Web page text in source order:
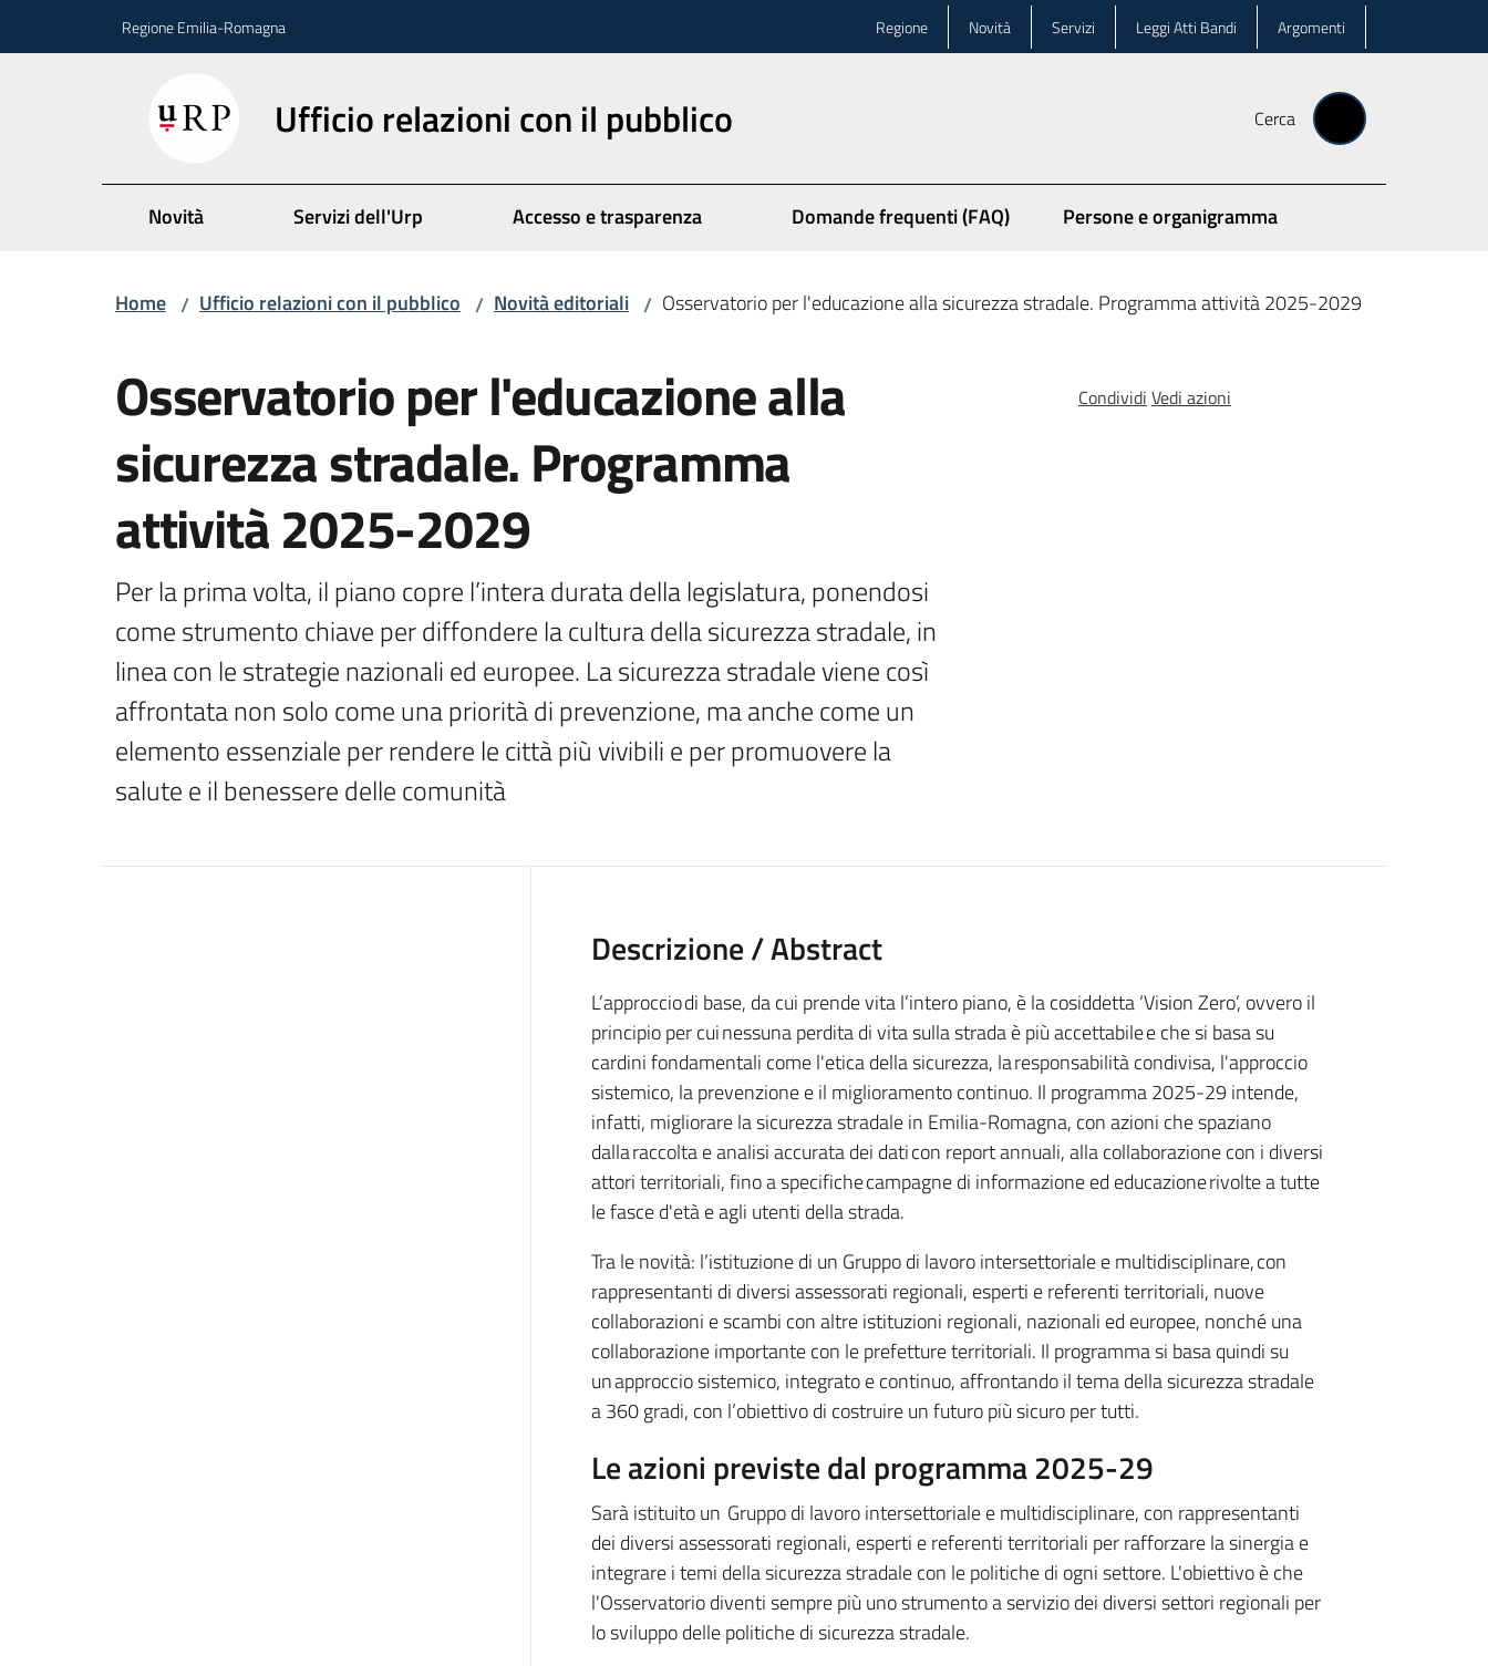
Regione Emilia-Romagna Regione Novità Servizi Leggi Atti Bandi Argomenti
Ufficio relazioni con il pubblico Cerca
Novità Servizi dell'Urp Accesso e trasparenza Domande frequenti (FAQ) Persone e organigramma
Home / Ufficio relazioni con il pubblico / Novità editoriali / Osservatorio per l'educazione alla sicurezza stradale. Programma attività 2025-2029
Osservatorio per l'educazione alla
sicurezza stradale. Programma
attività 2025-2029
Per la prima volta, il piano copre l’intera durata della legislatura, ponendosi
come strumento chiave per diffondere la cultura della sicurezza stradale, in
linea con le strategie nazionali ed europee. La sicurezza stradale viene così
affrontata non solo come una priorità di prevenzione, ma anche come un
elemento essenziale per rendere le città più vivibili e per promuovere la
salute e il benessere delle comunità
Condividi Vedi azioni
Descrizione / Abstract
L’approccio di base, da cui prende vita l’intero piano, è la cosiddetta ‘Vision Zero’, ovvero il
principio per cui nessuna perdita di vita sulla strada è più accettabile e che si basa su
cardini fondamentali come l'etica della sicurezza, la responsabilità condivisa, l'approccio
sistemico, la prevenzione e il miglioramento continuo. Il programma 2025-29 intende,
infatti, migliorare la sicurezza stradale in Emilia-Romagna, con azioni che spaziano
dalla raccolta e analisi accurata dei dati con report annuali, alla collaborazione con i diversi
attori territoriali, fino a specifiche campagne di informazione ed educazione rivolte a tutte
le fasce d'età e agli utenti della strada.
Tra le novità: l’istituzione di un Gruppo di lavoro intersettoriale e multidisciplinare, con
rappresentanti di diversi assessorati regionali, esperti e referenti territoriali, nuove
collaborazioni e scambi con altre istituzioni regionali, nazionali ed europee, nonché una
collaborazione importante con le prefetture territoriali. Il programma si basa quindi su
un approccio sistemico, integrato e continuo, affrontando il tema della sicurezza stradale
a 360 gradi, con l’obiettivo di costruire un futuro più sicuro per tutti.
Le azioni previste dal programma 2025-29
Sarà istituito un Gruppo di lavoro intersettoriale e multidisciplinare, con rappresentanti
dei diversi assessorati regionali, esperti e referenti territoriali per rafforzare la sinergia e
integrare i temi della sicurezza stradale con le politiche di ogni settore. L'obiettivo è che
l'Osservatorio diventi sempre più uno strumento a servizio dei diversi settori regionali per
lo sviluppo delle politiche di sicurezza stradale.